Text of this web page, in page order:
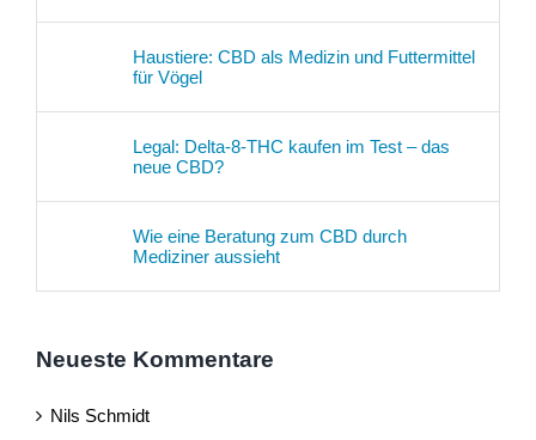
Haustiere: CBD als Medizin und Futtermittel
für Vögel
Legal: Delta-8-THC kaufen im Test – das
neue CBD?
Wie eine Beratung zum CBD durch
Mediziner aussieht
Neueste Kommentare
Nils Schmidt